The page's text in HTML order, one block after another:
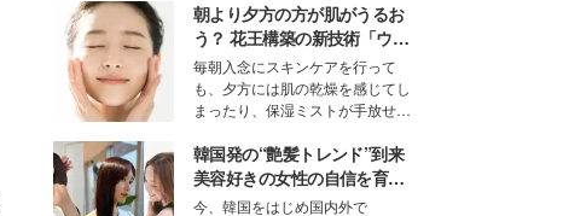
ニオン好き”という共通点を持つモ
デルの宮城舞と島村雄大の特別対
談をお届け！それぞれの視点か
ら、今作ならではの魅力や予想外
の感動をもたらす奥深いストーリ
ーについて熱く語り合ってもらっ
た。
朝より夕方の方が肌がうるお
う？ 花王構築の新技術「ウォ
ーターキャプチャリングスキ
ン（捕水肌）」がスキンケア
の常識を変える予感
毎朝入念にスキンケアを行って
も、夕方には肌の乾燥を感じてし
まったり、保湿ミストが手放せな
な美容の常識を大きく変える可能
性を秘めた、革新的な「Water
Capturing Skin（ウォーターキャ
韓国発の“艶髪トレンド”到来
美容好きの女性の自信を育む
「ヘアケア事情」って？
今、韓国をはじめ国内外で